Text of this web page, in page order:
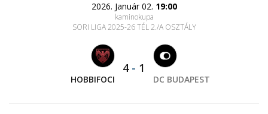
2026. Január 02. 19:00
kaminokupa
SORI LIGA 2025-26 TÉL 2./A OSZTÁLY
HOBBIFOCI
4- 1
DC BUDAPEST